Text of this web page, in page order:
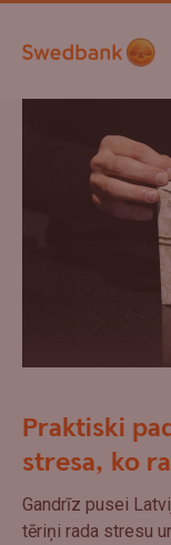
Praktiski
stresa, ko
Gandrīz pusei
tēriņi rada stresu